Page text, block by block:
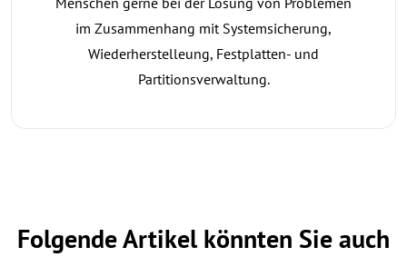
im Zusammenhang mit Systemsicherung,
Wiederherstelleung, Festplatten- und
Partitionsverwaltung.
Folgende Artikel könnten Sie auch